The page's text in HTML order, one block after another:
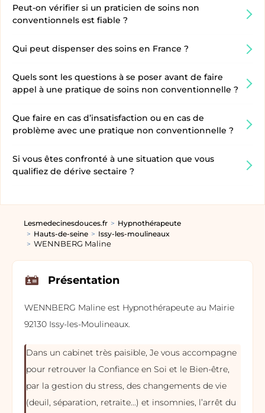
Peut-on vérifier si un praticien de soins non
conventionnels est fiable ?
Qui peut dispenser des soins en France ?
Quels sont les questions à se poser avant de faire
appel à une pratique de soins non conventionnelle ?
Que faire en cas d’insatisfaction ou en cas de
problème avec une pratique non conventionnelle ?
Si vous êtes confronté à une situation que vous
qualifiez de dérive sectaire ?
Lesmedecinesdouces.fr
Hypnothérapeute
Hauts-de-seine
Issy-les-moulineaux
WENNBERG Maline
Présentation
WENNBERG Maline est Hypnothérapeute au Mairie
92130 Issy-les-Moulineaux.
Dans un cabinet très paisible, Je vous accompagne
pour retrouver la Confiance en Soi et le Bien-être,
par la gestion du stress, des changements de vie
(deuil, séparation, retraite...) et insomnies, l’arrêt du